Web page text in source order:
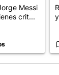
Messi
crit...